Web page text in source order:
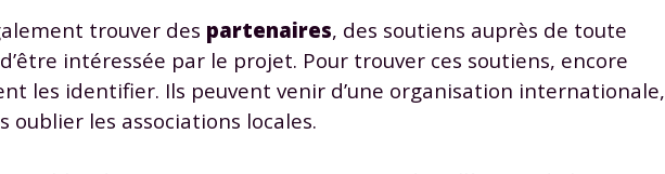
trouver des partenaires, des soutiens auprès de toute
intéressée par le projet. Pour trouver ces soutiens, encore
les identifier. Ils peuvent venir d’une organisation internationale,
oublier les associations locales.
Envie de progresser et de
votre année scolaire ?